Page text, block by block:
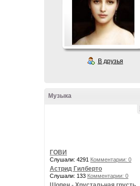
В друзья
Музыка
ГОВИ
Слушали: 4291 Комментарии: 0
Астрид Гилберто
Слушали: 133 Комментарии: 0